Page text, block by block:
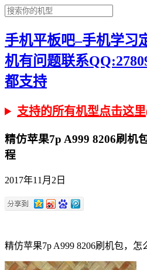
手机平板吧–手机学习
机有问题联系
都支持
支持的所有机型点击这
精仿苹果7p A999 8206刷机
程
2017年11月2日
精仿苹果7p A999 8206刷机包，怎